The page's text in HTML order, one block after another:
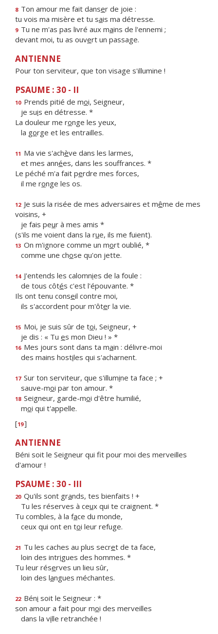
8 Ton amour me fait danser de joie :
tu vois ma misère et tu sais ma détresse.
9 Tu ne m'as pas livré aux mains de l'ennemi ;
devant moi, tu as ouvert un passage.
ANTIENNE
Pour ton serviteur, que ton visage s'illumine !
PSAUME : 30 - II
10 Prends pitié de moi, Seigneur,
je suis en détresse. *
La douleur me ronge les yeux,
la gorge et les entrailles.
11 Ma vie s'achève dans les larmes,
et mes années, dans les souffrances. *
Le péché m'a fait perdre mes forces,
il me ronge les os.
12 Je suis la risée de mes adversaires et même de mes
voisins, +
je fais peur à mes amis *
(s'ils me voient dans la rue, ils me fuient).
13 On m'ignore comme un mort oublié, *
comme une chose qu'on jette.
14 J'entends les calomnies de la foule :
de tous côtés c'est l'épouvante. *
Ils ont tenu conseil contre moi,
ils s'accordent pour m'ôter la vie.
15 Moi, je suis sûr de toi, Seigneur, +
je dis : « Tu es mon Dieu ! » *
16 Mes jours sont dans ta main : délivre-moi
des mains hostiles qui s'acharnent.
17 Sur ton serviteur, que s'illumine ta face ; +
sauve-moi par ton amour. *
18 Seigneur, garde-moi d'être humilié,
moi qui t'appelle.
[19]
ANTIENNE
Béni soit le Seigneur qui fit pour moi des merveilles
d'amour !
PSAUME : 30 - III
20 Qu'ils sont grands, tes bienfaits ! +
Tu les réserves à ceux qui te craignent. *
Tu combles, à la face du monde,
ceux qui ont en toi leur refuge.
21 Tu les caches au plus secret de ta face,
loin des intrigues des hommes. *
Tu leur réserves un lieu sûr,
loin des langues méchantes.
22 Béni soit le Seigneur : *
son amour a fait pour moi des merveilles
dans la ville retranchée !